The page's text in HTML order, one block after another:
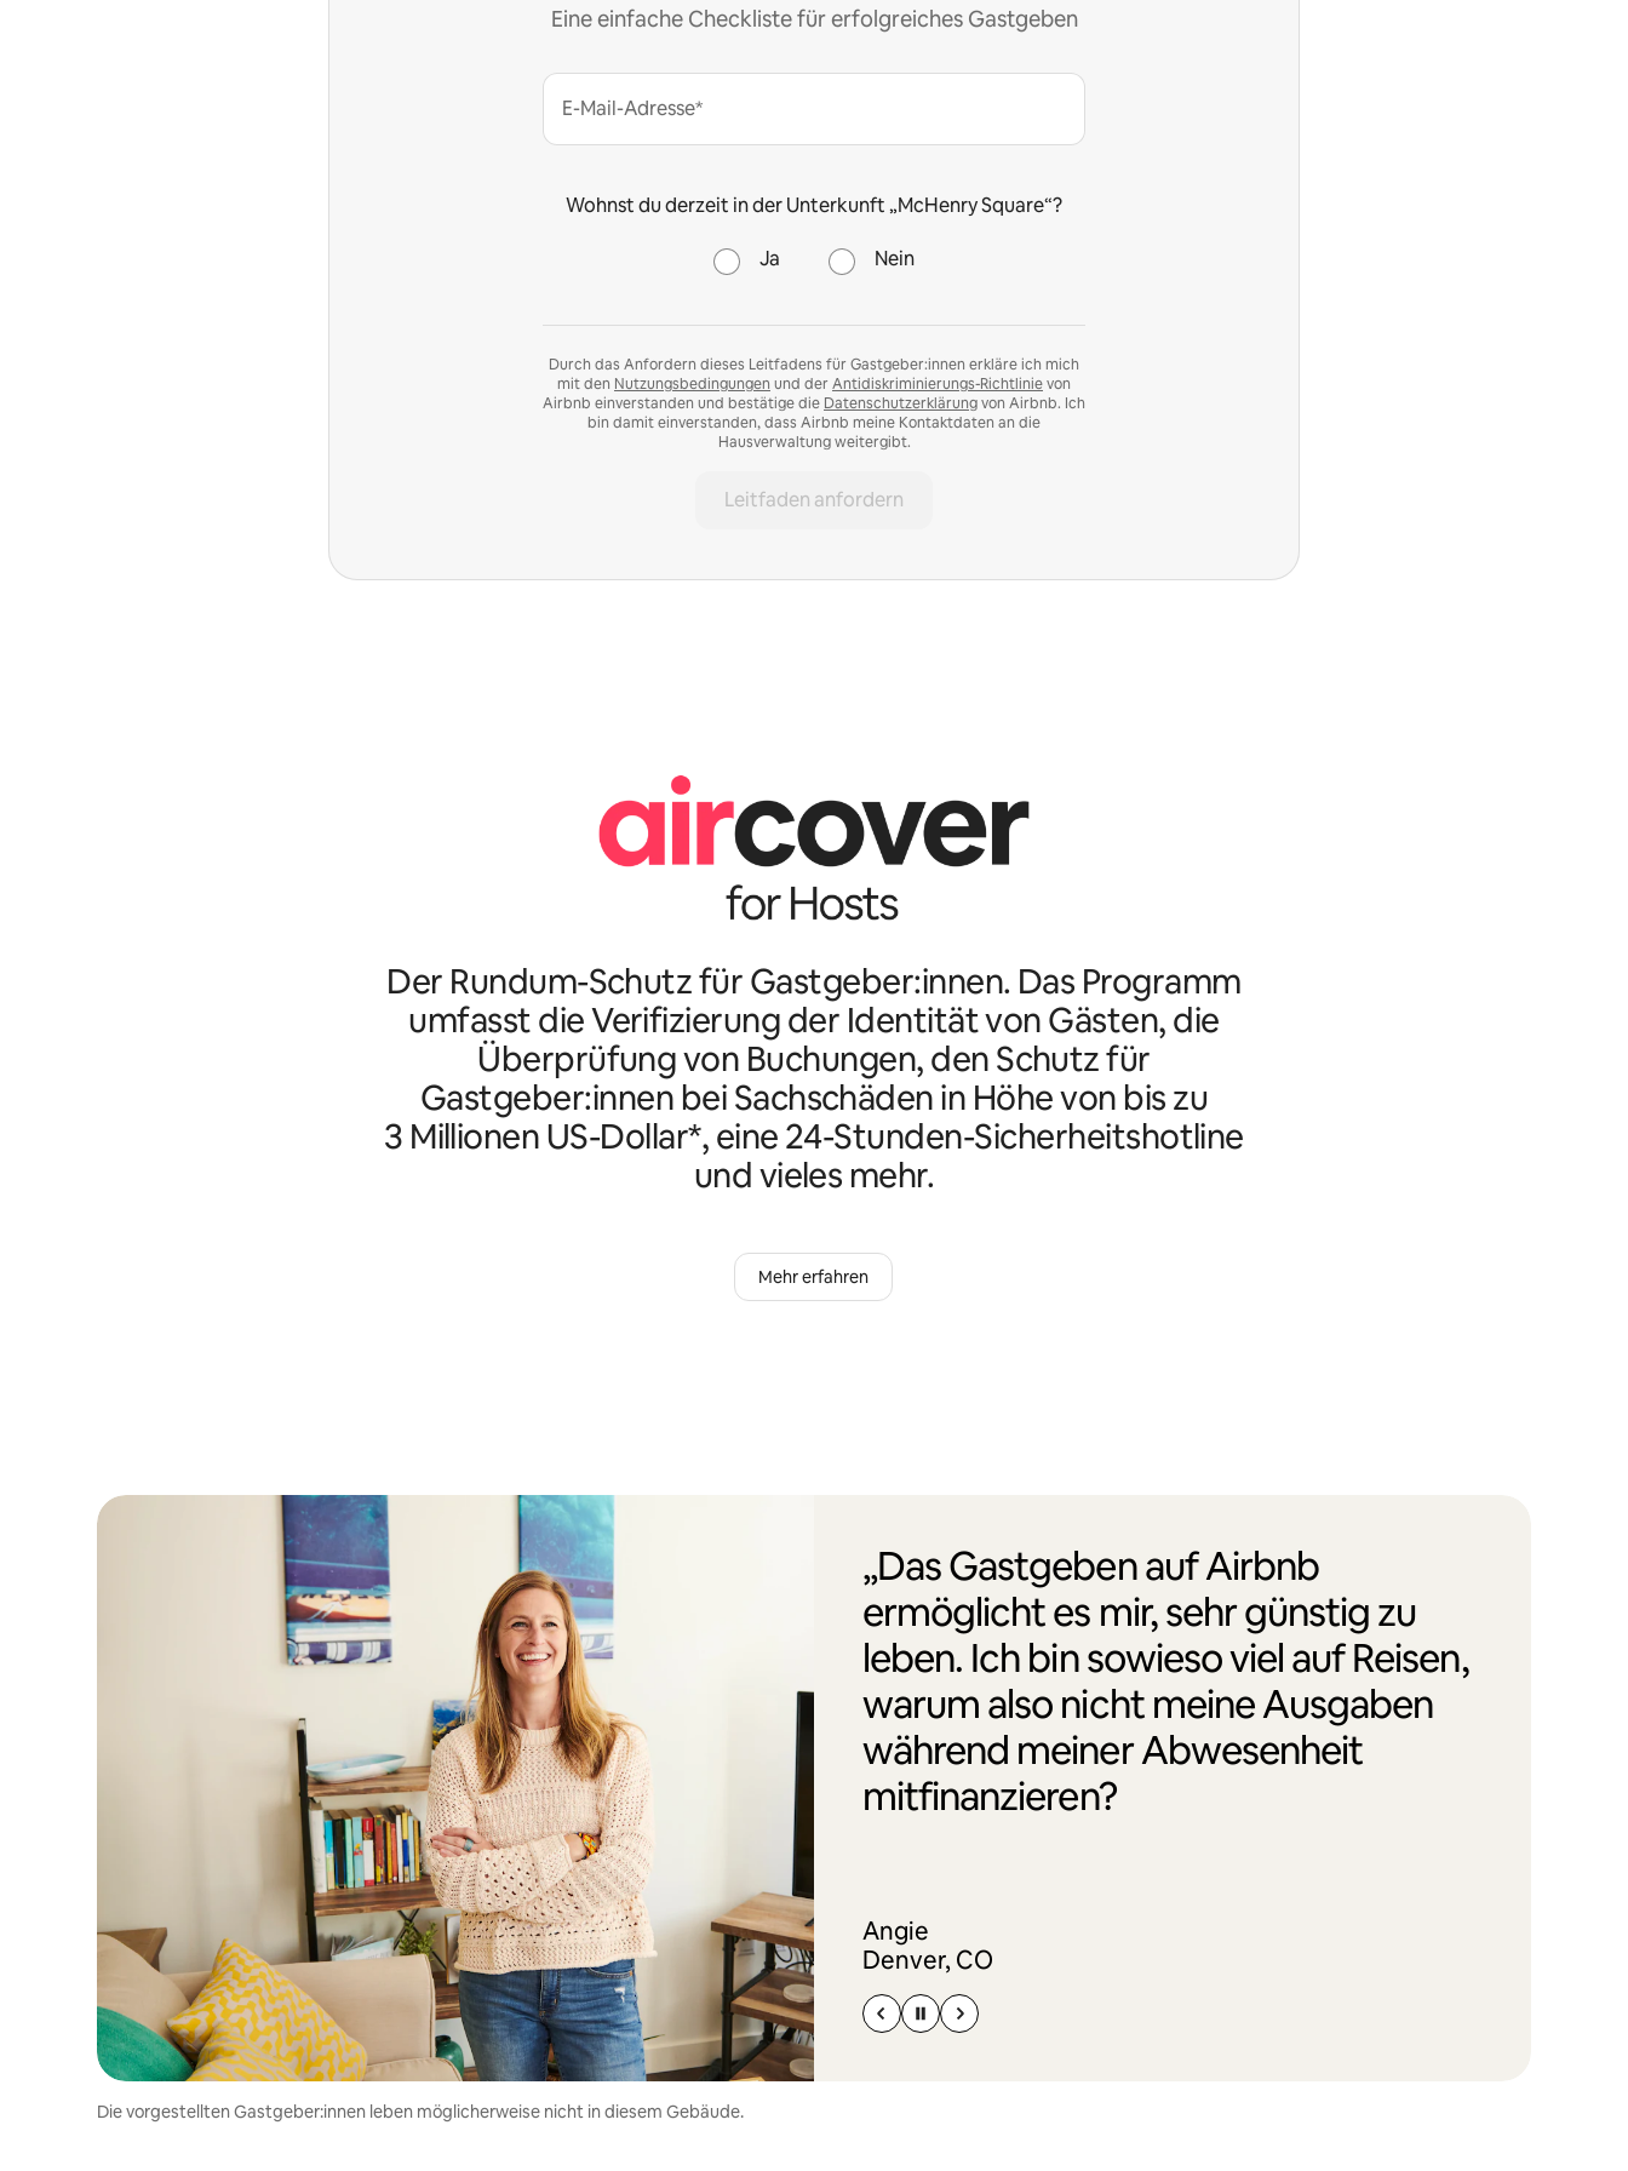
Eine einfache Checkliste für erfolgreiches Gastgeben
E-Mail-Adresse*
Wohnst du derzeit in der Unterkunft „McHenry Square“?
Ja Nein
Durch das Anfordern dieses Leitfadens für Gastgeber:innen erkläre ich mich
mit den Nutzungsbedingungen und der Antidiskriminierungs-Richtlinievon
Airbnb einverstanden und bestätige die Datenschutzerklärungvon Airbnb. Ich
bin damit einverstanden, dass Airbnb meine Kontaktdaten an die
Hausverwaltung weitergibt.
Leitfaden anfordern
Der Rundum-Schutz für Gastgeber:innen. Das Programm
umfasst die Verifizierung der Identität von Gästen, die
Überprüfung von Buchungen, den Schutz für
Gastgeber:innen bei Sachschäden in Höhe von bis zu
3 Millionen US-Dollar*, eine 24-Stunden-Sicherheitshotline
und vieles mehr.
Mehr erfahren
„Das Gastgeben auf Airbnb
ermöglicht es mir, sehr günstig zu
leben. Ich bin sowieso viel auf Reisen,
warum also nicht meine Ausgaben
während meiner Abwesenheit
mitfinanzieren?
Angie
Denver, CO
Die vorgestellten Gastgeber:innen leben möglicherweise nicht in diesem Gebäude.